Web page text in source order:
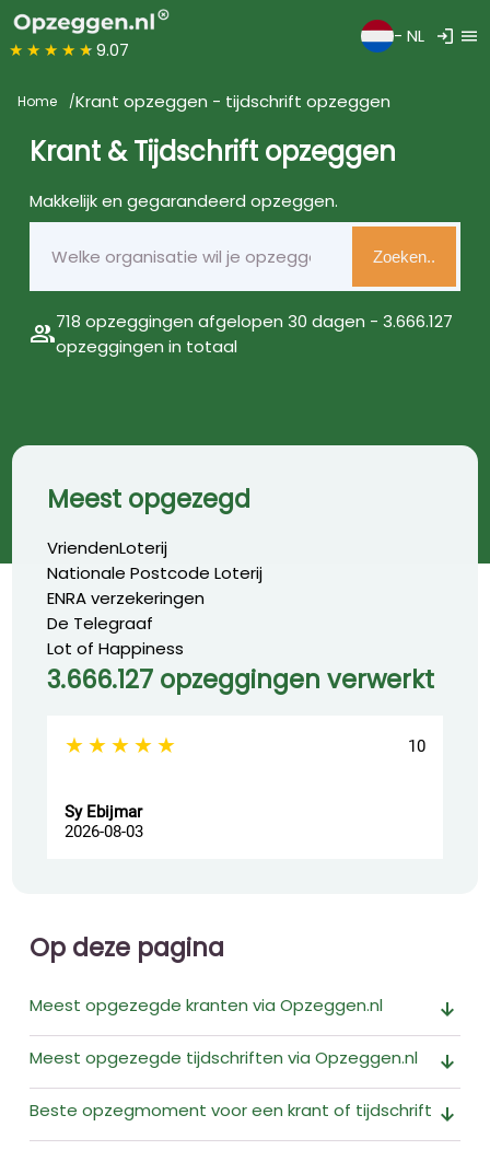
★★★★★9.07
- NL login menu
Home Krant opzeggen - tijdschrift opzeggen
Krant & Tijdschrift opzeggen
Makkelijk en gegarandeerd opzeggen.
Zoeken..
group718 opzeggingen afgelopen 30 dagen - 3.666.127
opzeggingen in totaal
Meest opgezegd
VriendenLoterij
Nationale Postcode Loterij
ENRA verzekeringen
De Telegraaf
Lot of Happiness
3.666.127 opzeggingen verwerkt
★★★★★ 10
Sy Ebijmar
2026-08-03
Op deze pagina
Meest opgezegde kranten via Opzeggen.nl arrow_downward_alt
Meest opgezegde tijdschriften via Opzeggen.nl arrow_downward_alt
Beste opzegmoment voor een krant of tijdschrift arrow_downward_alt